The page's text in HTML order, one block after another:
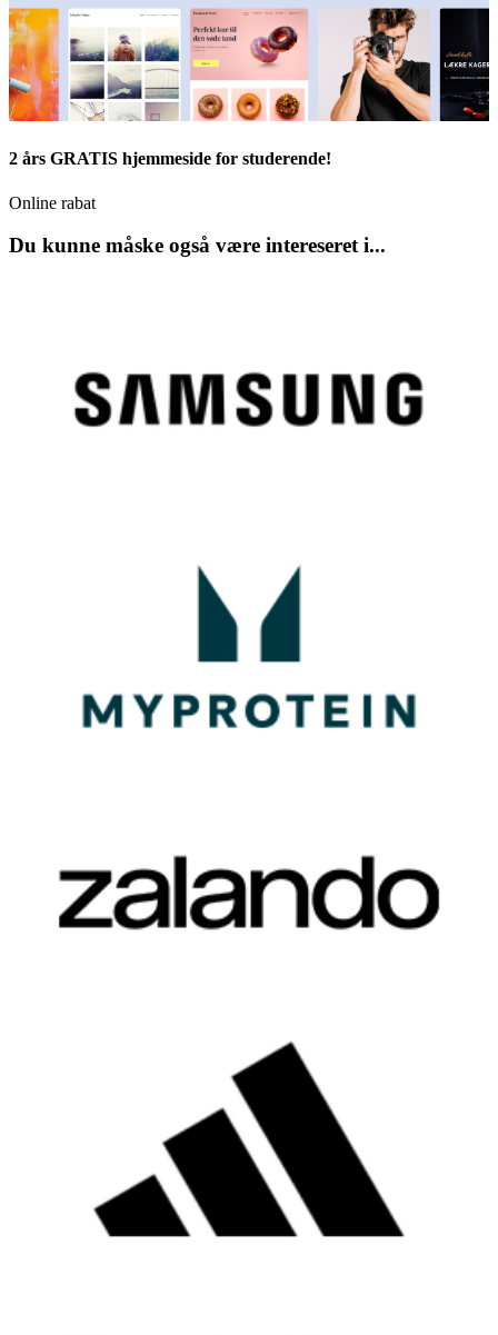
2 års GRATIS hjemmeside for studerende!
Online rabat
Du kunne måske også være intereseret i...